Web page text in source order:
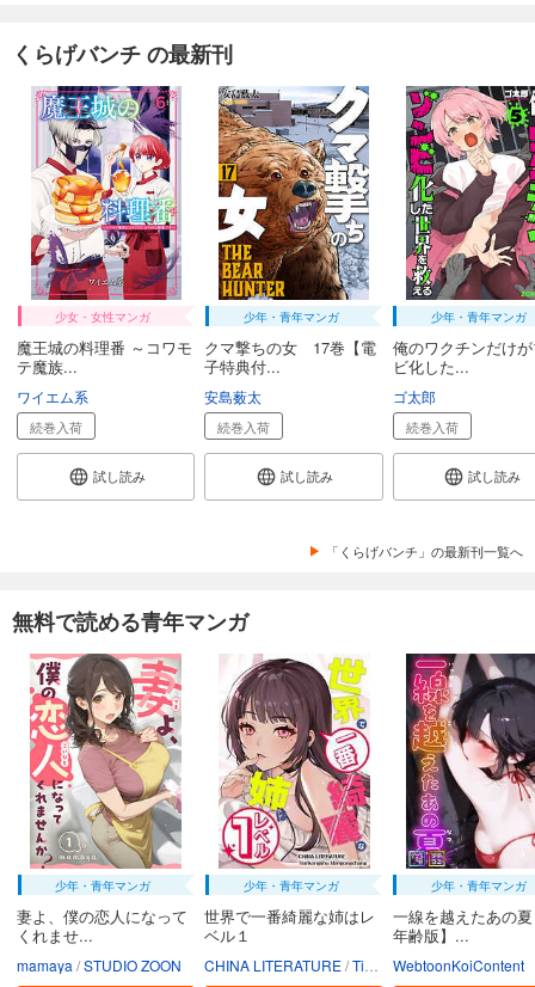
あらすじを表示する
【単話版】ムシバミヒメ 第37話
132円 (税込)
続巻入荷
カート
試し読み
あらすじを表示する
【単話版】ムシバミヒメ 第38話
132
続巻入荷
カート
あらすじを表示する
【単話版】ムシバミヒメ 第39話
132
カート
試し読み
【単話版】ムシバミヒメ 第40話
110円 (税込)
続巻入荷
カート
試し読み
あらすじを表示する
【単話版】ムシバミヒメ 第41話
132円 (税込)
続巻入荷
カート
試し読み
あらすじを表示する
くらげバンチ の最新刊
少女・女性マンガ
魔王城の料理番 ～コワモ
テ魔族...
ワイエム系
続巻入荷
試し読み
少年・青年マンガ
クマ撃ちの女 17巻【電
子特典付...
安島薮太
続巻入荷
試し読み
少年・青年マンガ
俺のワクチンだけ
ビ化した...
ゴ太郎
続巻入荷
試し読み
「くらげバンチ」の最新刊一覧へ
無料で読める青年マンガ
少年・青年マンガ
妻よ、僕の恋人になって
くれませ...
mamaya STUDIO ZOON
少年・青年マンガ
世界で一番綺麗な姉はレ
ベル１
CHINA LITERATURE Tiankongshu Mangongchang
少年・青年マンガ
一線を越えたあの
年齢版】...
WebtoonKoiContent